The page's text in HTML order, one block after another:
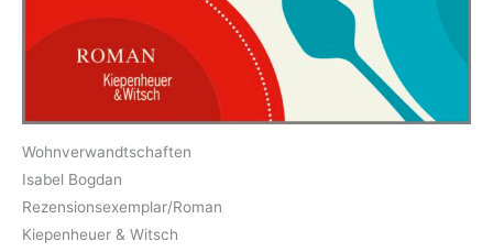
Wohnverwandtschaften
Isabel Bogdan
Rezensionsexemplar/Roman
Kiepenheuer & Witsch